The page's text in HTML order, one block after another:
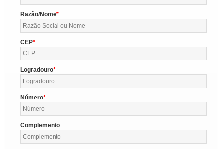
Razão/Nome
CEP
Logradouro
Número
Complemento